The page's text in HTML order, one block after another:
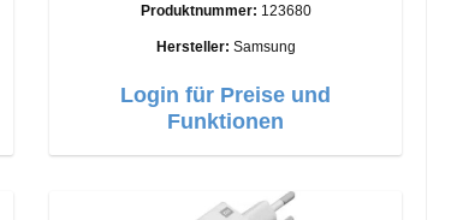
Anschlüsse: USB-C Output: 25W Farbe:
Schwarz
Produktnummer: 123680
Hersteller: Samsung
Login für Preise und
Funktionen